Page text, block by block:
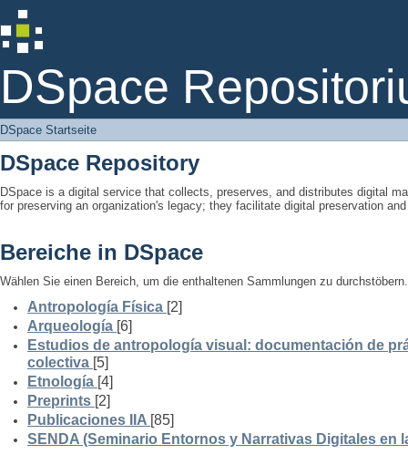
DSpace
DSpace Startseite
DSpace Startseite
DSpace Repository
DSpace is a digital service that collects, preserves, and distributes digital
for preserving an organization's legacy; they facilitate digital preservation
Bereiche in DSpace
Wählen Sie einen Bereich, um die enthaltenen Sammlungen zu durchstöbern.
Antropología Física [2]
Arqueología [6]
Estudios de antropología visual: documentación de
colectiva [5]
Etnología [4]
Preprints [2]
Publicaciones IIA [85]
SENDA (Seminario Entornos y Narrativas Digitales en